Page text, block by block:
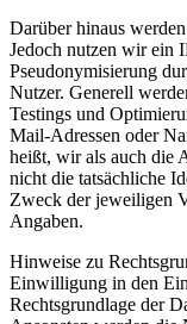
Darüber hinaus
Jedoch nutzen wir ein
Pseudonymisierung
Nutzer. Generell
Testings und
Mail-Adressen oder
heißt, wir als auch die
nicht die tatsächliche
Zweck der jeweiligen
Angaben.
Hinweise zu
Einwilligung in den
Rechtsgrundlage der